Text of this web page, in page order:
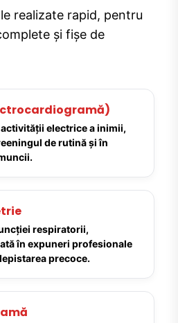
realizate rapid, pentru
și fișe de
electrice a inimii,
de rutină și în
respiratorii,
în expuneri profesionale
precoce.